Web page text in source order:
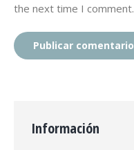
the next time I comment.
Publicar comentario
Información